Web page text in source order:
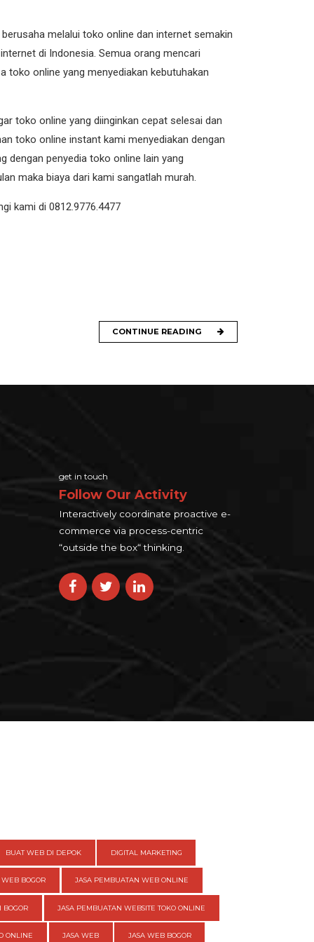
melalui toko online dan internet semakin
di Indonesia. Semua orang mencari
toko online yang menyediakan kebutuhakan
toko online yang diinginkan cepat selesai dan
toko online instant kami menyediakan dengan
dengan penyedia toko online lain yang
maka biaya dari kami sangatlah murah.
kami di 0812.9776.4477
CONTINUE READING
get in touch
Follow Our Activity
Interactively coordinate proactive e-
commerce via process-centric
“outside the box“ thinking.
BUAT WEB DI DEPOK DIGITAL MARKETING
BOGOR JASA PEMBUATAN WEB ONLINE
BOGOR JASA PEMBUATAN WEBSITE TOKO ONLINE
ONLINE JASA WEB JASA WEB BOGOR